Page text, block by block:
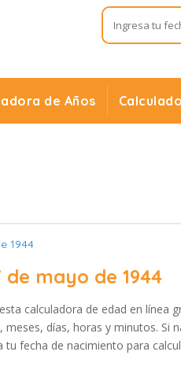
de Años
1944
de mayo de 1944
calculadora de edad en línea
días, horas y minutos. Si
fecha de nacimiento para